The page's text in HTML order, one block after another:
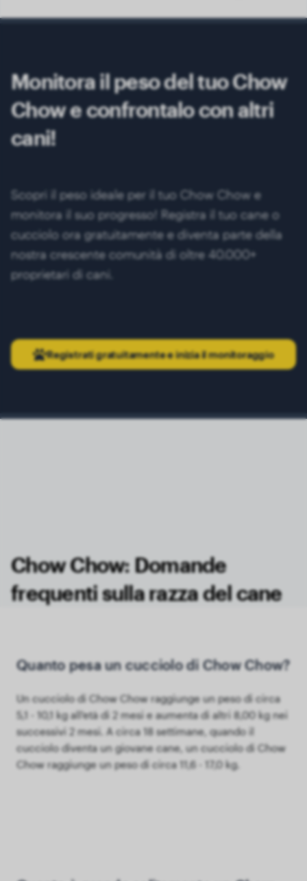
Monitora il peso del tuo Chow
Chow e confrontalo con altri
cani!
Scopri il peso ideale per il tuo Chow Chow e
monitora il suo progresso! Registra il tuo cane o
cucciolo ora gratuitamente e diventa parte della
nostra crescente comunità di oltre 40.000+
proprietari di cani.
Registrati gratuitamente e inizia il monitoraggio
Chow Chow: Domande
frequenti sulla razza del cane
Quanto pesa un cucciolo di Chow Chow?
Un cucciolo di Chow Chow raggiunge un peso di circa
5,1 - 10,1 kg all'età di 2 mesi e aumenta di altri 8,00 kg nei
successivi 2 mesi. A circa 18 settimane, quando il
cucciolo diventa un giovane cane, un cucciolo di Chow
Chow raggiunge un peso di circa 11,6 - 17,0 kg.